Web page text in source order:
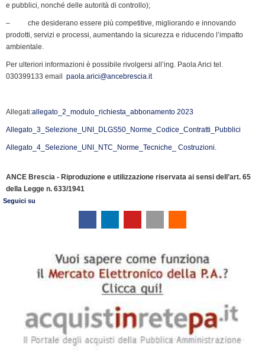
e pubblici, nonché delle autorità di controllo);
– che desiderano essere più competitive, migliorando e innovando
prodotti, servizi e processi, aumentando la sicurezza e riducendo l’impatto
ambientale.
Per ulteriori informazioni è possibile rivolgersi all’ing. Paola Arici tel.
030399133 email paola.arici@ancebrescia.it
Allegati:allegato_2_modulo_richiesta_abbonamento 2023
Allegato_3_Selezione_UNI_DLGS50_Norme_Codice_Contratti_Pubblici
Allegato_4_Selezione_UNI_NTC_Norme_Tecniche_ Costruzioni.
ANCE Brescia - Riproduzione e utilizzazione riservata ai sensi dell’art. 65
della Legge n. 633/1941
Seguici su